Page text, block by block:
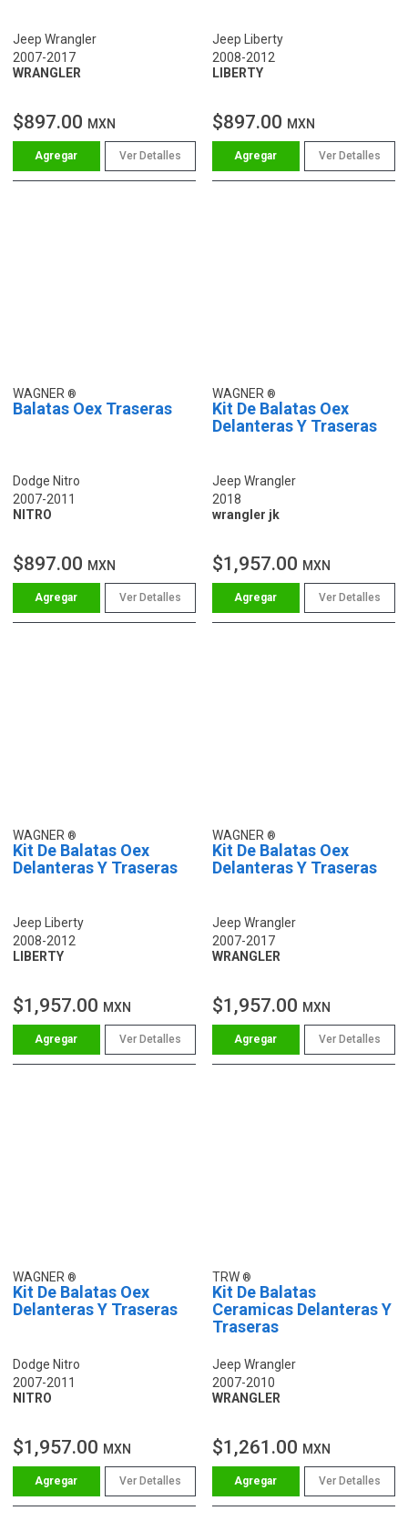
Jeep Wrangler
2007-2017
WRANGLER
$897.00 MXN
Ver Detalles
Jeep Liberty
2008-2012
LIBERTY
$897.00 MXN
Ver Detalles
WAGNER
Balatas Oex Traseras
Dodge Nitro
2007-2011
NITRO
$897.00 MXN
Ver Detalles
WAGNER
Kit De Balatas Oex
Delanteras Y Traseras
Jeep Wrangler
2018
wrangler jk
$1,957.00 MXN
Ver Detalles
WAGNER
Kit De Balatas Oex
Delanteras Y Traseras
Jeep Liberty
2008-2012
LIBERTY
$1,957.00 MXN
Ver Detalles
WAGNER
Kit De Balatas Oex
Delanteras Y Traseras
Jeep Wrangler
2007-2017
WRANGLER
$1,957.00 MXN
Ver Detalles
WAGNER
Kit De Balatas Oex
Delanteras Y Traseras
Dodge Nitro
2007-2011
NITRO
$1,957.00 MXN
Ver Detalles
TRW
Kit De Balatas
Ceramicas Delanteras Y
Traseras
Jeep Wrangler
2007-2010
WRANGLER
$1,261.00 MXN
Ver Detalles